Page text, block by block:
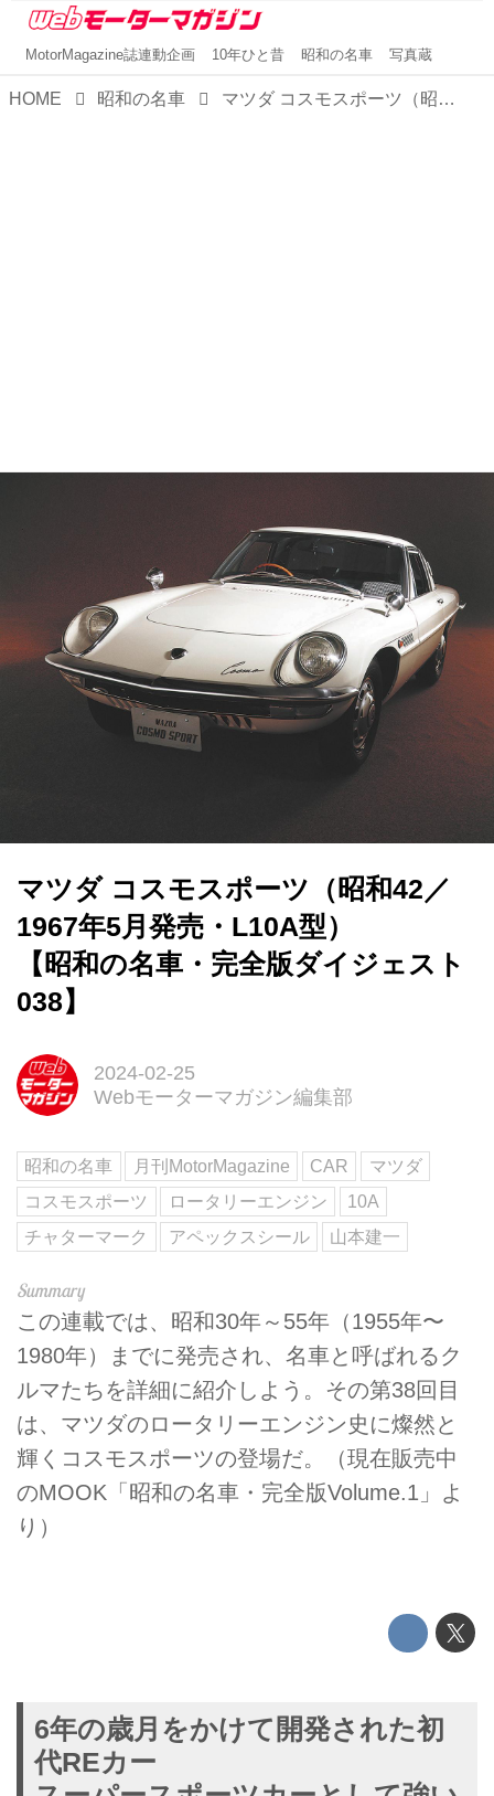
MotorMagazine誌連動企画 10年ひと昔 昭和の名車 写真蔵
HOME 昭和の名車 マツダ コスモスポーツ（昭和42／1967年5月発売・L10A型） 【昭和の名車・完全版ダイジェスト038】
マツダ コスモスポーツ（昭和42／
1967年5月発売・L10A型）
【昭和の名車・完全版ダイジェスト
038】
2024-02-25
Webモーターマガジン編集部
昭和の名車 月刊MotorMagazine CAR
マツダ
コスモスポーツ
ロータリーエンジン
10A
チャターマーク
アペックスシール 山本建一
この連載では、昭和30年～55年（1955年〜
1980年）までに発売され、名車と呼ばれるク
ルマたちを詳細に紹介しよう。その第38回目
は、マツダのロータリーエンジン史に燦然と
輝くコスモスポーツの登場だ。（現在販売中
のMOOK「昭和の名車・完全版Volume.1」よ
り）
6年の歳月をかけて開発された初
代REカー